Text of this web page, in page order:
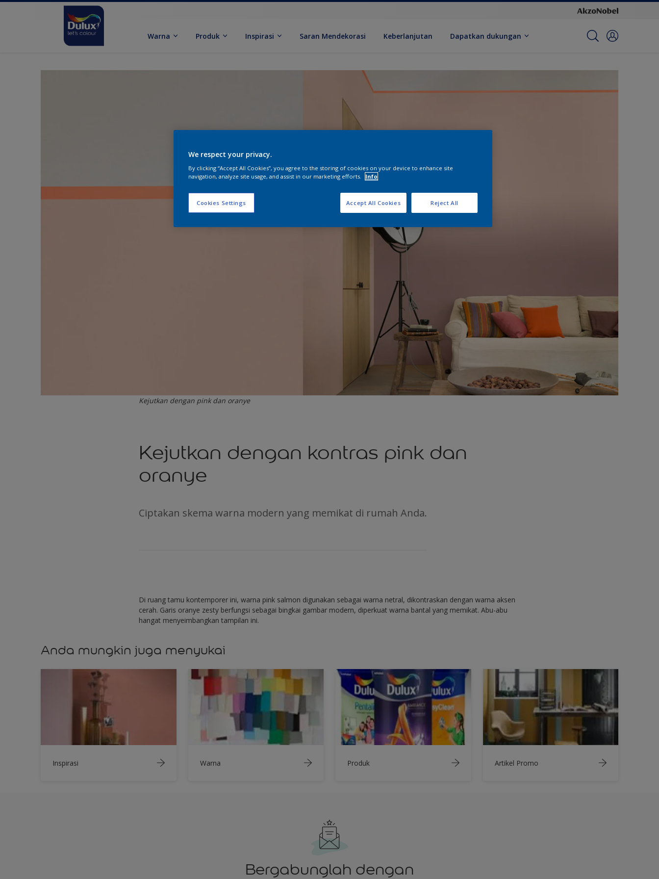
Warna Produk Inspirasi Saran Mendekorasi Keberlanjutan Dapatkan dukungan
Kejutkan dengan pink dan oranye
Kejutkan dengan kontras pink dan
oranye
Ciptakan skema warna modern yang memikat di rumah Anda.
Di ruang tamu kontemporer ini, warna pink salmon digunakan sebagai warna netral, dikontraskan dengan warna aksen
cerah. Garis oranye zesty berfungsi sebagai bingkai gambar modern, diperkuat warna bantal yang memikat. Abu-abu
hangat menyeimbangkan tampilan ini.
Anda mungkin juga menyukai
Inspirasi Warna Produk Artikel Promo
Bergabunglah dengan
We respect your privacy.
By clicking “Accept All Cookies”, you agree to the storing of cookies on your device to enhance site
navigation, analyze site usage, and assist in our marketing efforts.
Info
Cookies Settings Reject All
Accept All Cookies